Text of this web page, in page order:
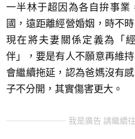
一半林于超因為各自拚事業
國，遠距離經營婚姻，時不
現在將夫妻關係定義為「
伴」，要是有人不願意再維
會繼續拖延，認為爸媽沒有
子不分開，其實傷害更大。
我是廣告 請繼續